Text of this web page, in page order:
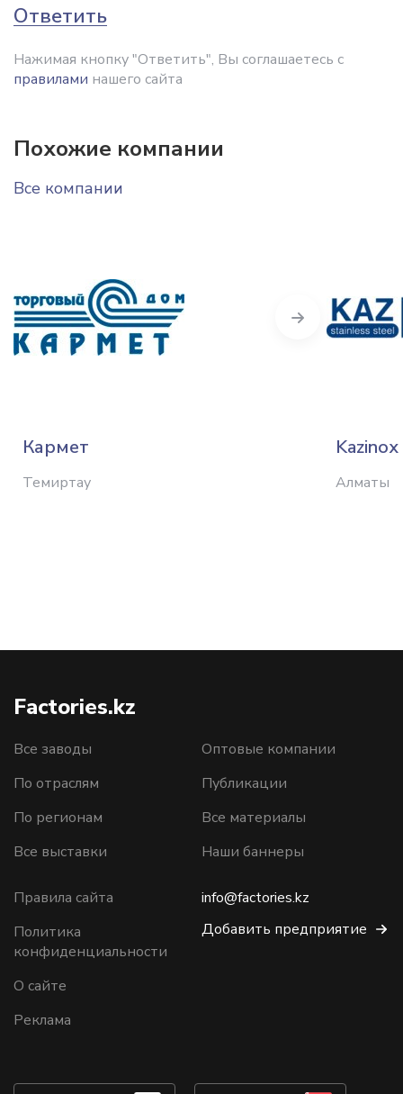
Ответить
Нажимая кнопку "Ответить", Вы соглашаетесь с
правилами нашего сайта
Похожие компании
Все компании
Кармет
Темиртау
Kazinox
Алматы
Next
Factories.kz
Все заводы
По отраслям
По регионам
Все выставки
Оптовые компании
Публикации
Все материалы
Наши баннеры
Правила сайта
Политика
конфиденциальности
О сайте
Реклама
info@factories.kz
Добавить предприятие